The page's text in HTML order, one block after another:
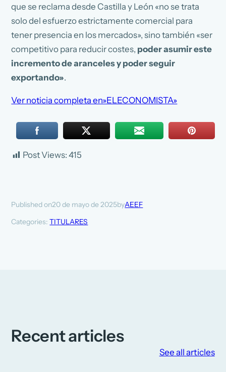
que se reclama desde Castilla y León «no se trata
solo del esfuerzo estrictamente comercial para
tener presencia en los mercados», sino también «ser
competitivo para reducir costes, poder asumir este
incremento de aranceles y poder seguir
exportando».
Ver noticia completa en»ELECONOMISTA»
Post Views: 415
Published on20 de mayo de 2025byAEEF
Categories:TITULARES
Recent articles
See all articles